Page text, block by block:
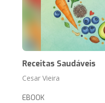
Receitas Saudáveis
Cesar Vieira
EBOOK